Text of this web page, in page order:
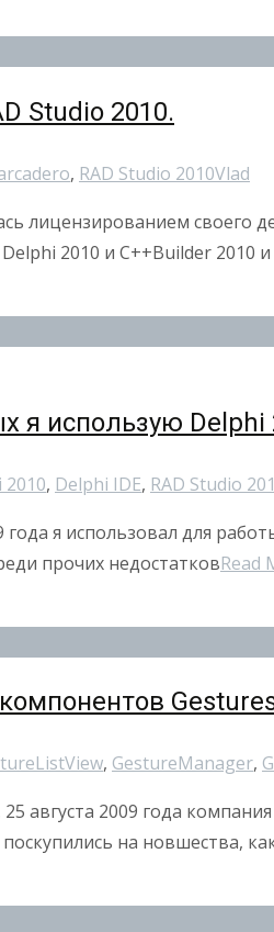
Studio 2010.
, RAD Studio 2010Vlad
лицензированием
2010 и C++Builder 2010
я использую Delphi
2010, Delphi IDE, RAD Studio
я использовал для
прочих недостатковRead
, GestureManager,
августа 2009 года
на новшества,